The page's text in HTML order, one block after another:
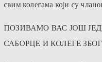
свим колегама који су
ПОЗИВАМО ВАС ЈОШ
САБОРЦЕ И КОЛЕГЕ